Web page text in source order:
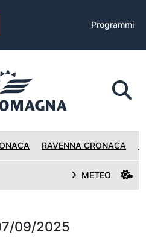
Programmi
RAVENNA CRONACA
METEO
09/2025